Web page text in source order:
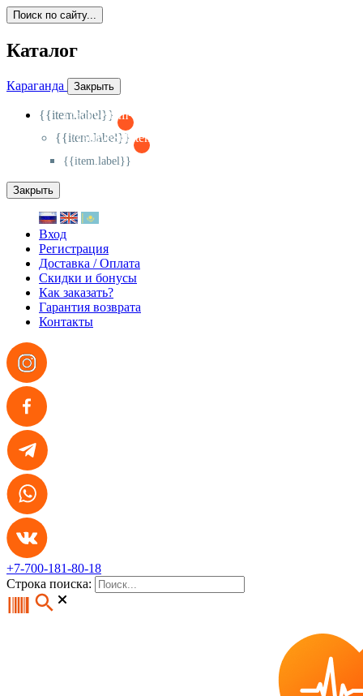
Поиск по сайту...
Каталог
Караганда Закрыть
{{item.label}}
{{activeItem==item.id?'-
{{item.label}}
{{activeSubitem==item.id?'-
{{item.label}}
Закрыть
Вход
Регистрация
Доставка / Оплата
Скидки и бонусы
Как заказать?
Гарантия возврата
Контакты
+7-700-181-80-18
Строка поиска: